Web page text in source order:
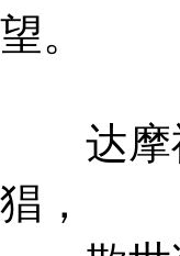
望。
达摩祖
猖，